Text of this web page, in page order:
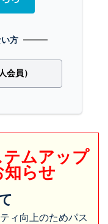
方
会員）
テムアップ
らせ
ィ向上のためパス